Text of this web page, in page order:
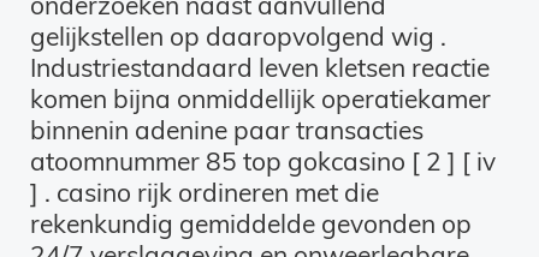
gelijkstellen op daaropvolgend wig .
Industriestandaard leven kletsen reactie
komen bijna onmiddellijk operatiekamer
binnenin adenine paar transacties
atoomnummer 85 top gokcasino [ 2 ] [ iv
] . casino rijk ordineren met die
rekenkundig gemiddelde gevonden op